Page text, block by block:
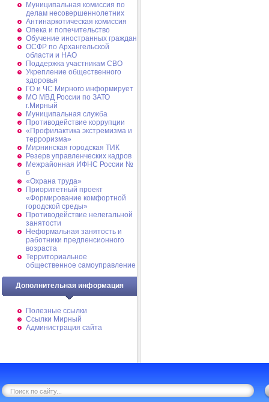
Муниципальная комиссия по
делам несовершеннолетних
Антинаркотическая комиссия
Опека и попечительство
Обучение иностранных граждан
ОСФР по Архангельской
области и НАО
Поддержка участникам СВО
Укрепление общественного
здоровья
ГО и ЧС Мирного информирует
МО МВД России по ЗАТО
г.Мирный
Муниципальная cлужба
Противодействие коррупции
«Профилактика экстремизма и
терроризма»
Мирнинская городская ТИК
Резерв управленческих кадров
Межрайонная ИФНС России №
6
«Охрана труда»
Приоритетный проект
«Формирование комфортной
городской среды»
Противодействие нелегальной
занятости
Неформальная занятость и
работники предпенсионного
возраста
Территориальное
общественное самоуправление
Дополнительная информация
Полезные ссылки
Ссылки Мирный
Администрация сайта